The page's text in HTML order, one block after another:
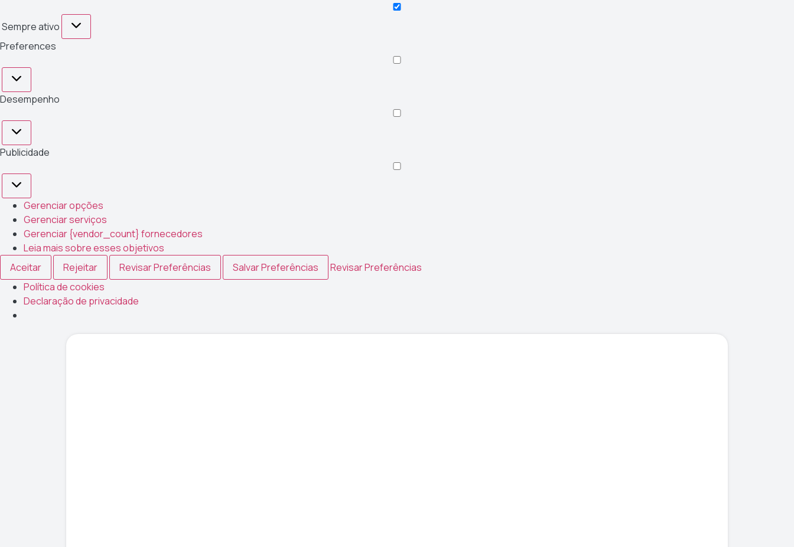
Sempre ativo
Preferences
Desempenho
Publicidade
Gerenciar opções
Gerenciar serviços
Gerenciar {vendor_count} fornecedores
Leia mais sobre esses objetivos
Aceitar
Rejeitar Revisar Preferências Salvar Preferências
Revisar Preferências
Política de cookies
Declaração de privacidade